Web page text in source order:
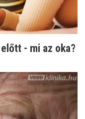
- mi az oka?